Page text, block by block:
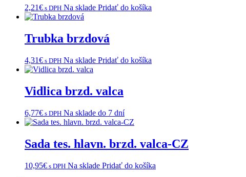
2,21€ s DPH Na sklade Pridať do košíka
Trubka brzdová
4,31€ s DPH Na sklade Pridať do košíka
Vidlica brzd. valca
6,77€ s DPH Na sklade do 7 dní
Sada tes. hlavn. brzd. valca-CZ
10,95€ s DPH Na sklade Pridať do košíka